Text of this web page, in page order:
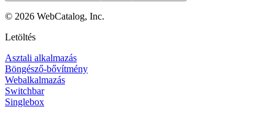
© 2026 WebCatalog, Inc.
Letöltés
Asztali alkalmazás
Böngésző-bővítmény
Webalkalmazás
Switchbar
Singlebox